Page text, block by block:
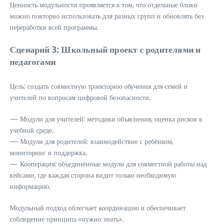
Ценность модульности проявляется в том, что отдельные блоки
можно повторно использовать для разных групп и обновлять без
переработки всей программы.
Сценарий 3: Школьный проект с родителями и
педагогами
Цель: создать совместную траекторию обучения для семей и
учителей по вопросам цифровой безопасности.
— Модули для учителей: методики объяснения, оценка рисков в
учебной среде.
— Модули для родителей: взаимодействие с ребёнком,
мониторинг и поддержка.
— Кооперация: объединённые модули для совместной работы над
кейсами, где каждая сторона видит только необходимую
информацию.
Модульный подход облегчает координацию и обеспечивает
соблюдение принципа «нужно знать».